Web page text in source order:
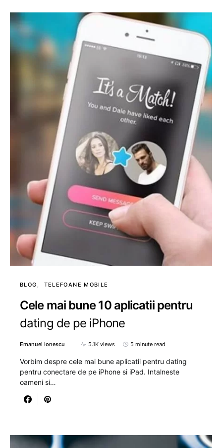
BLOG TELEFOANE MOBILE
Cele mai bune 10 aplicatii pentru
dating de pe iPhone
Emanuel Ionescu 5.1K views 5 minute read
Vorbim despre cele mai bune aplicatii pentru dating
pentru conectare de pe iPhone si iPad. Intalneste
oameni si…